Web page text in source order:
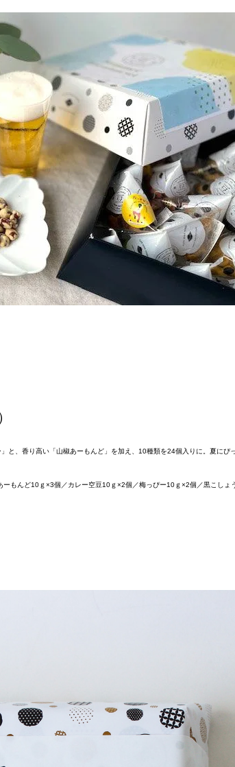
、香り高い「山椒あーもんど」を加え、10種類を24個入りに。夏に
もんど10ｇ×3個／カレー空豆10ｇ×2個／梅っぴー10ｇ×2個／黒こし